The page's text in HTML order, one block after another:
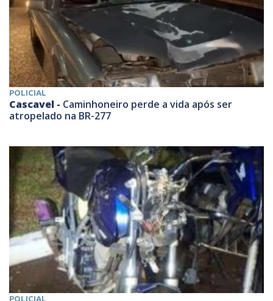
POLICIAL
Cascavel - Caminhoneiro perde a vida após ser
atropelado na BR-277
POLICIAL